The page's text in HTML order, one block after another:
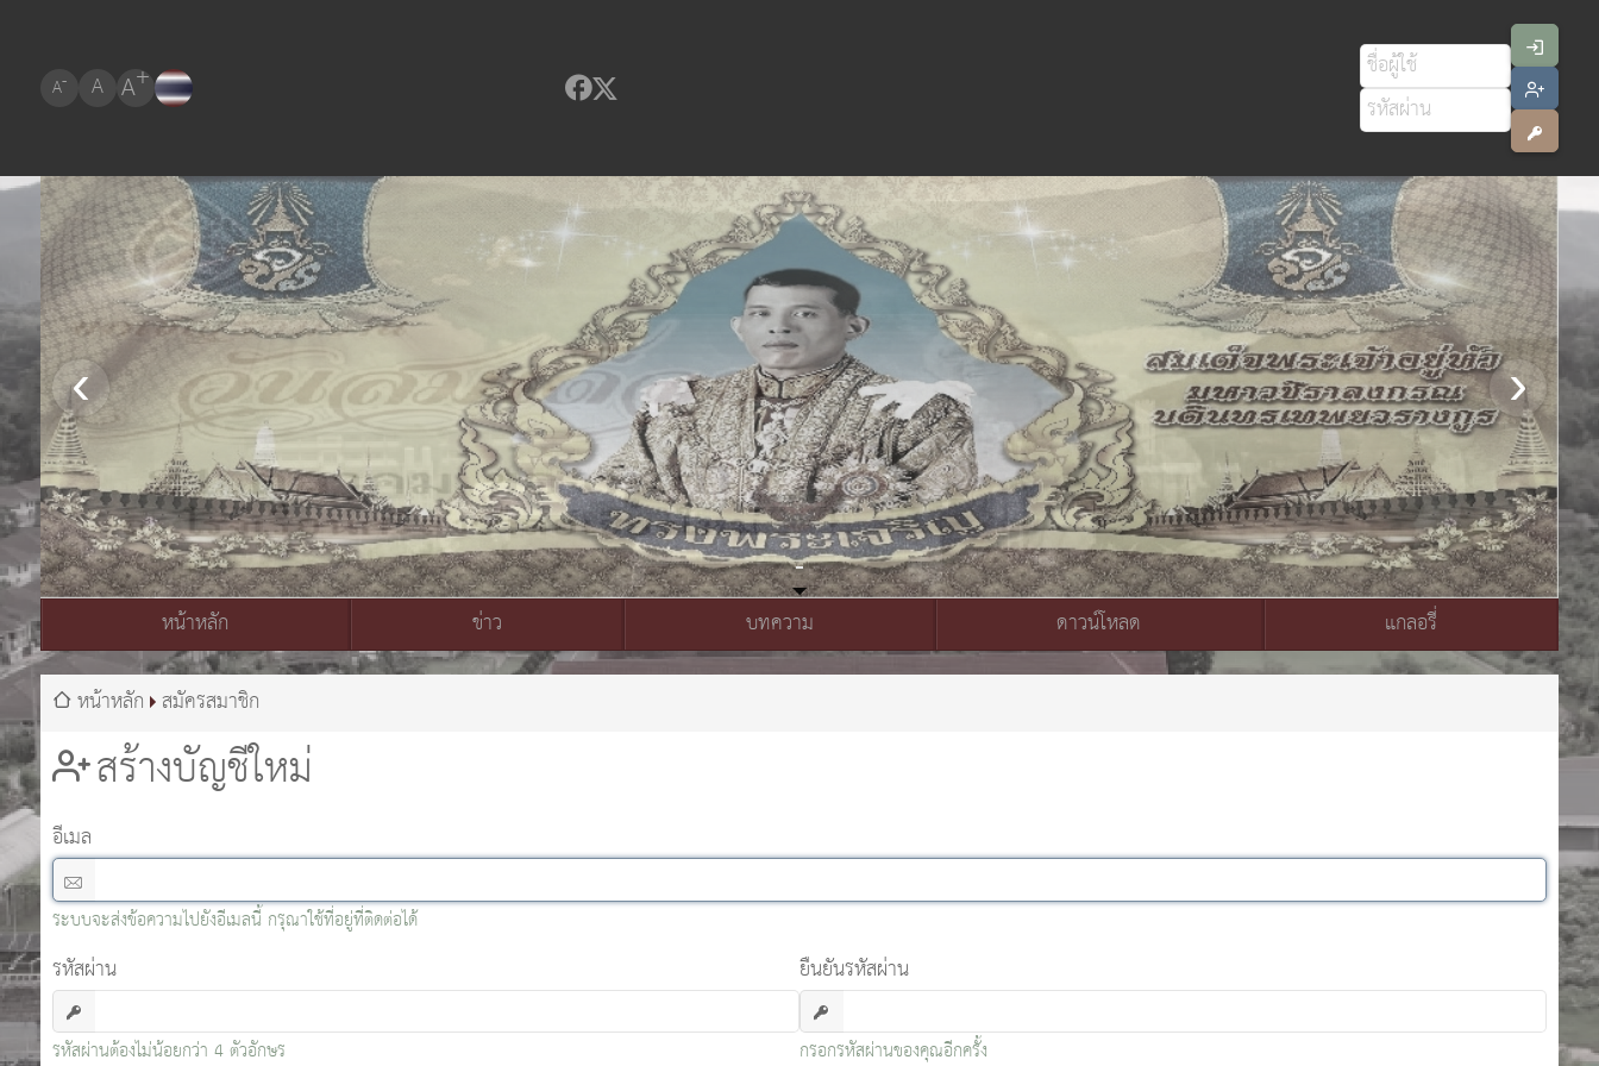
A- A A+
สมเด็จพระเจ้าอยู่หัวมหาวชิราลงกรณ บดินทรเทพยวรางกูร
หน้าหลัก ข่าว บทความ ดาวน์โหลด แกลอรี่
สร้างบัญชีใหม่
หน้าหลัก สมัครสมาชิก
อีเมล
ระบบจะส่งข้อความไปยังอีเมลนี้ กรุณาใช้ที่อยู่ที่ติดต่อได้
รหัสผ่าน
รหัสผ่านต้องไม่น้อยกว่า 4 ตัวอักษร
ยืนยันรหัสผ่าน
กรอกรหัสผ่านของคุณอีกครั้ง